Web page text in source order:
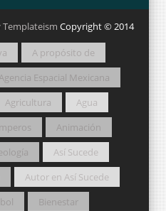
Templateism Copyright © 2014
A propósito de
Espacial Mexicana
Agricultura
Agua
Animación
Así Sucede
Autor en Así Sucede
Bienestar